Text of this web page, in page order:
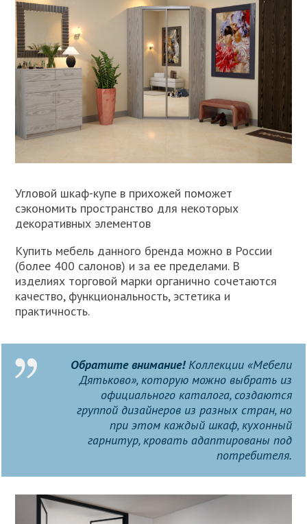
Угловой шкаф-купе в прихожей поможет
сэкономить пространство для некоторых
декоративных элементов
Купить мебель данного бренда можно в России
(более 400 салонов) и за ее пределами. В
изделиях торговой марки органично сочетаются
качество, функциональность, эстетика и
практичность.
Обратите внимание! Коллекции «Мебели
Дятьково», которую можно выбрать из
официального каталога, создаются
группой дизайнеров из разных стран, но
при этом каждый шкаф, кухонный
гарнитур, кровать адаптированы под
потребителя.